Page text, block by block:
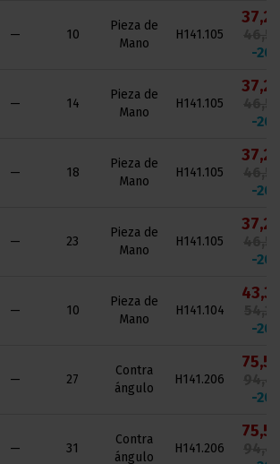
— 10
Pieza de
Mano
H141.105
-
— 14
Pieza de
Mano
H141.105
-
— 18
Pieza de
Mano
H141.105
-
— 23
Pieza de
Mano
H141.105
-
— 10
Pieza de
Mano
H141.104
-
— 27
Contra
ángulo
H141.206
-
— 31
Contra
ángulo
H141.206